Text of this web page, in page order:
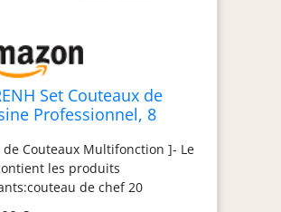
Set Couteaux de
Professionnel, 8
en Acier Damas 73
avec Bloc en Bois et
à Aiguiser et Ciseaux
de Couteaux Multifonction ]- Le
les produits
de chef 20